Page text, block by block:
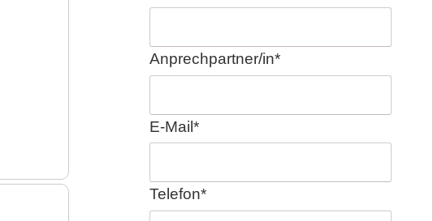
Pflichtfeld
Anprechpartner/in*
Pflichtfeld
E-Mail*
Pflichtfeld
Telefon*